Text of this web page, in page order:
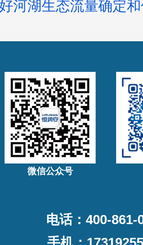
河湖生态流量确定
电话：400-861-
微信公众号